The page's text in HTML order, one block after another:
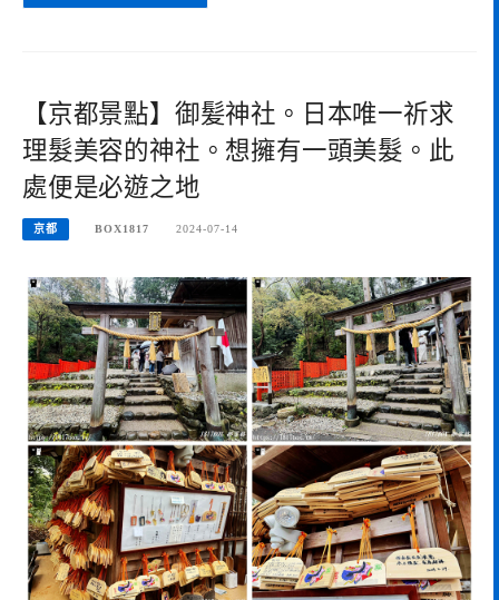
【京都景點】御髪神社。日本唯一祈求
理髮美容的神社。想擁有一頭美髮。此
處便是必遊之地
京都 BOX1817 2024-07-14